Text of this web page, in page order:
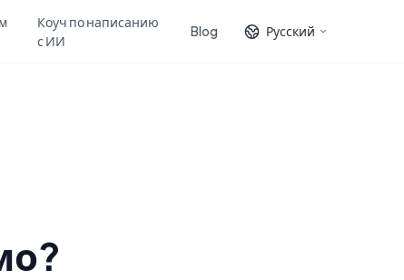
Коуч по написанию
с ИИ
Blog Русский